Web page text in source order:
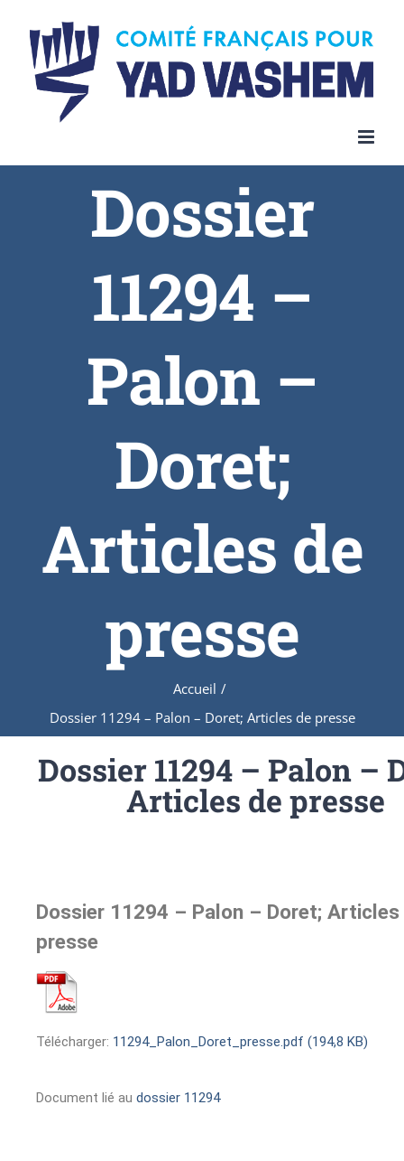
Dossier
11294 –
Palon –
Doret;
Articles de
presse
Accueil /
Dossier 11294 – Palon – Doret; Articles de presse
Dossier 11294 – Palon –
Articles de presse
Dossier 11294 – Palon – Doret; Articles
presse
Télécharger: 11294_Palon_Doret_presse.pdf (194,8 KB)
Document lié au dossier 11294